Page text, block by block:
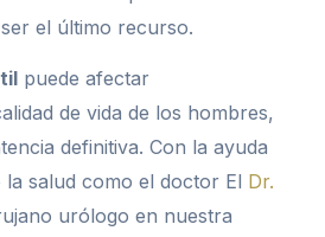
el último recurso.
puede afectar
de vida de los hombres,
definitiva. Con la ayuda
la salud como el doctor El Dr.
urólogo en nuestra